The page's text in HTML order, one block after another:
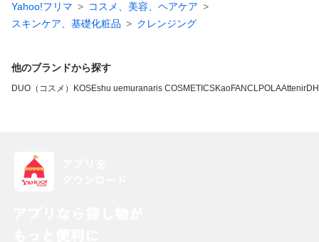
Yahoo!フリマ
コスメ、美容、ヘアケア
スキンケア、基礎化粧品
クレンジング
他のブランドから探す
DUO（コスメ） KOSEshu uemuranaris COSMETICSKaoFANCLPOLAAttenir